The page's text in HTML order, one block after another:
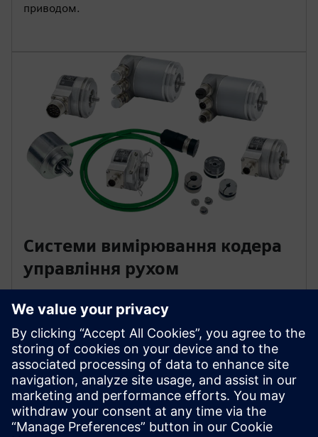
приводом.
Системи вимірювання кодера
управління рухом
Енкодери управління рухом виявляють відстані
проходження, кути обертання, швидкості або
положення осей машини. Монтуйте ці прямі
оптико-електронні вимірювальні системи на вали,
осі або двигуни для використання з системами
управління.